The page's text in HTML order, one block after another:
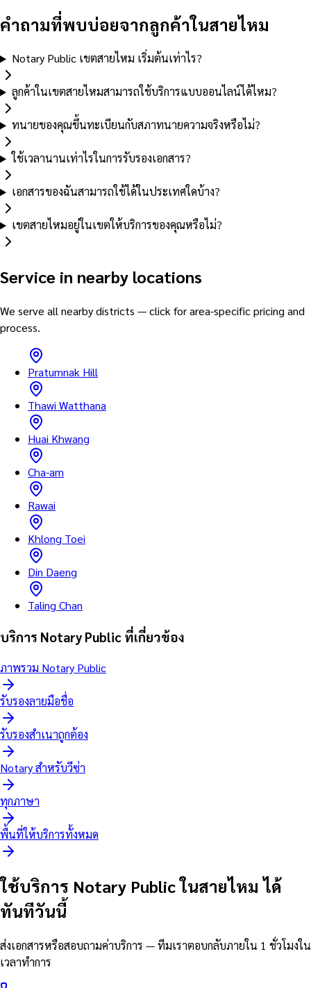
คำถามที่พบบ่อยจากลูกค้าในสายไหม
Notary Public เขตสายไหม เริ่มต้นเท่าไร?
ลูกค้าในเขตสายไหมสามารถใช้บริการแบบออนไลน์ได้ไหม?
ทนายของคุณขึ้นทะเบียนกับสภาทนายความจริงหรือไม่?
ใช้เวลานานเท่าไรในการรับรองเอกสาร?
เอกสารของฉันสามารถใช้ได้ในประเทศใดบ้าง?
เขตสายไหมอยู่ในเขตให้บริการของคุณหรือไม่?
Service in nearby locations
We serve all nearby districts — click for area-specific pricing and
process.
Pratumnak Hill
Thawi Watthana
Huai Khwang
Cha-am
Rawai
Khlong Toei
Din Daeng
Taling Chan
บริการ Notary Public ที่เกี่ยวข้อง
ภาพรวม Notary Public
รับรองลายมือชื่อ
รับรองสำเนาถูกต้อง
Notary สำหรับวีซ่า
ทุกภาษา
พื้นที่ให้บริการทั้งหมด
ใช้บริการ Notary Public ในสายไหม ได้
ทันทีวันนี้
ส่งเอกสารหรือสอบถามค่าบริการ — ทีมเราตอบกลับภายใน 1 ชั่วโมงใน
เวลาทำการ